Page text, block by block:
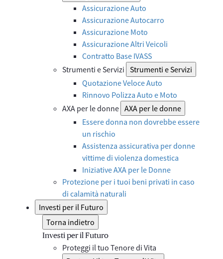
Assicurazione Auto
Assicurazione Autocarro
Assicurazione Moto
Assicurazione Altri Veicoli
Contratto Base IVASS
Strumenti e Servizi Strumenti e Servizi
Quotazione Veloce Auto
Rinnovo Polizza Auto e Moto
AXA per le donne AXA per le donne
Essere donna non dovrebbe essere
un rischio
Assistenza assicurativa per donne
vittime di violenza domestica
Iniziative AXA per le Donne
Protezione per i tuoi beni privati in caso
di calamità naturali
Investi per il Futuro
Torna indietro
Investi per il Futuro
Proteggi il tuo Tenore di Vita